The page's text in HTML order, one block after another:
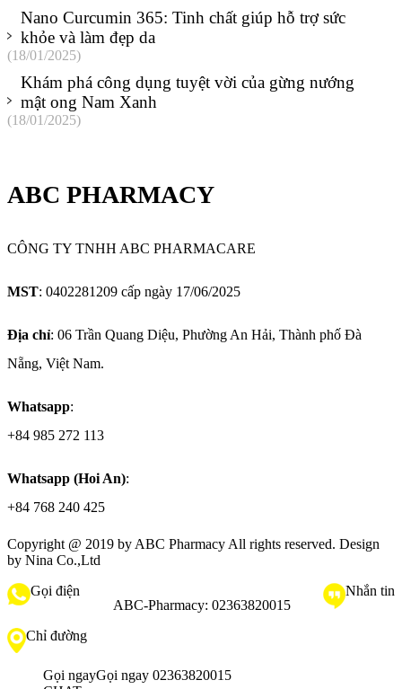
Nano Curcumin 365: Tinh chất giúp hỗ trợ sức
khỏe và làm đẹp da
(18/01/2025)
Khám phá công dụng tuyệt vời của gừng nướng
mật ong Nam Xanh
(18/01/2025)
ABC PHARMACY
CÔNG TY TNHH ABC PHARMACARE
MST: 0402281209 cấp ngày 17/06/2025
Địa chỉ: 06 Trần Quang Diệu, Phường An Hải, Thành phố Đà
Nẵng, Việt Nam.
Whatsapp:
+84 985 272 113
Whatsapp (Hoi An):
+84 768 240 425
Copyright @ 2019 by ABC Pharmacy All rights reserved. Design
by Nina Co.,Ltd
Gọi điện
ABC-Pharmacy: 02363820015
Nhắn tin
Chỉ đường
Gọi ngayGọi ngay 02363820015